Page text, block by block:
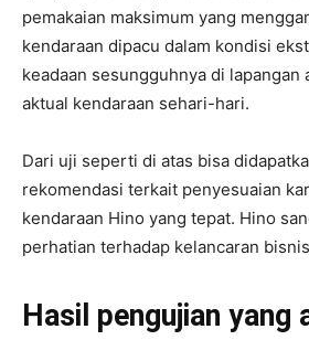
pemakaian maksimum yang
kendaraan dipacu dalam kondisi
keadaan sesungguhnya di lapangan
aktual kendaraan sehari-hari.
Dari uji seperti di atas bisa
rekomendasi terkait penyesuaian
kendaraan Hino yang tepat. Hino
perhatian terhadap kelancaran
Hasil pengujian yang